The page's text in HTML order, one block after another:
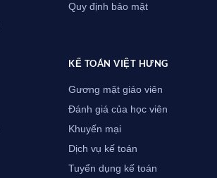
Quy định bảo mật
KẾ TOÁN VIỆT HƯNG
Gương mặt giáo viên
Đánh giá của học viên
Khuyến mại
Dịch vụ kế toán
Tuyển dụng kế toán